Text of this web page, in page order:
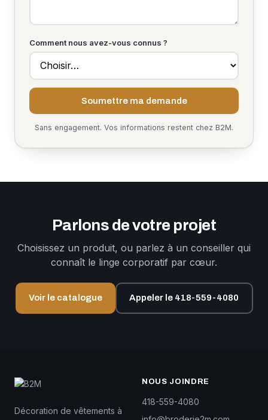
Comment nous avez-vous connus ?
Soumettre ma demande
Sans engagement. Vos informations restent chez B2M.
Parlons de votre projet
Choisissez un produit, ou parlez à un conseiller qui
connaît le linge corporatif par cœur.
Voir le catalogue Appeler le 418-559-4080
Décoration de vêtements à
NOUS JOINDRE
418-559-4080